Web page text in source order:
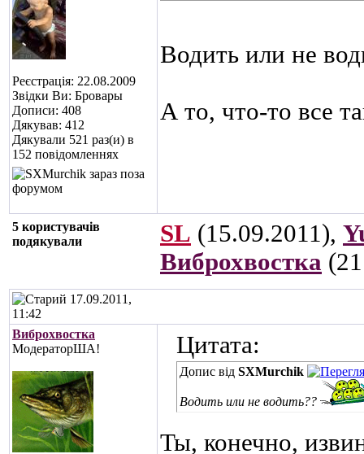
Реєстрація: 22.08.2009
Звідки Ви: Бровары
Дописи: 408
Дякував: 412
Дякували 521 раз(и) в
152 повідомленнях
Водить или не
А то, что-то все
5 користувачів
подякували
SL (15.09.2011),
Виброхвостка
17.09.2011,
11:42
Виброхвостка
МодераторША!
Цитата:
Допис від SXMurchik
Водить или не водить??
Ты, конечно,